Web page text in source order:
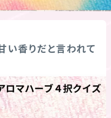
Study』
い香りだと言われて